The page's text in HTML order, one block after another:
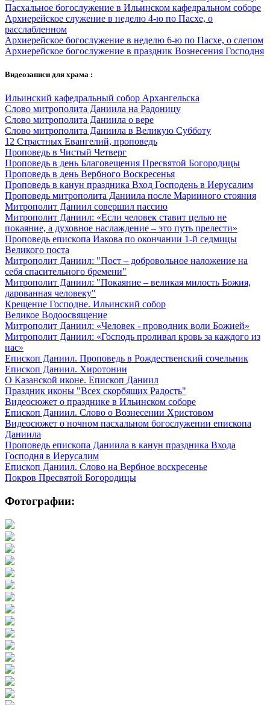
Пасхальное богослужение в Ильинском кафедральном соборе
Архиерейское служение в неделю 4-ю по Пасхе, о
расслабленном
Архиерейское богослужение в неделю 6-ю по Пасхе, о слепом
Архиерейское богослужение в праздник Вознесения Господня
Видеозаписи для храма :
Ильинский кафедральный собор Архангельска
Слово митрополита Даниила на Радоницу
Слово митрополита Даниила о вере
Слово митрополита Даниила в Великую Субботу
12 Страстных Евангелий, проповедь
Проповедь в Чистый Четверг
Проповедь в день Благовещения Пресвятой Богородицы
Проповедь в день Вербного Воскресенья
Проповедь в канун праздника Вход Господень в Иерусалим
Проповедь митрополита Даниила после Марииного стояния
Митрополит Даниил совершил пассию
Митрополит Даниил: «Если человек ставит целью не
покаяние, а духовное наслаждение – это путь прелести»
Проповедь епископа Иакова по окончании 1-й седмицы
Великого поста
Митрополит Даниил: "Пост – добровольное наложение на
себя спасительного бремени"
Митрополит Даниил: "Покаяние – великая милость Божия,
дарованная человеку"
Крещение Господне. Ильинский собор
Великое Водоосвящение
Митрополит Даниил: «Человек - проводник воли Божией»
Митрополит Даниил: «Господь проливал кровь за каждого из
нас»
Епископ Даниил. Проповедь в Рождественский сочельник
Епископ Даниил. Хиротонии
О Казанской иконе. Епископ Даниил
Праздник иконы "Всех скорбящих Радость"
Видеосюжет о празднике в Ильинском соборе
Епископ Даниил. Слово о Вознесении Христовом
Видеосюжет о ночном пасхальном богослужении епископа
Даниила
Проповедь епископа Даниила в канун праздника Входа
Господня в Иерусалим
Епископ Даниил. Слово на Вербное воскресенье
Покров Пресвятой Богородицы
Фотографии: